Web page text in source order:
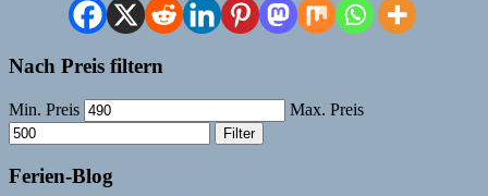
Nach Preis filtern
Min. Preis Max. Preis
Filter
Ferien-Blog